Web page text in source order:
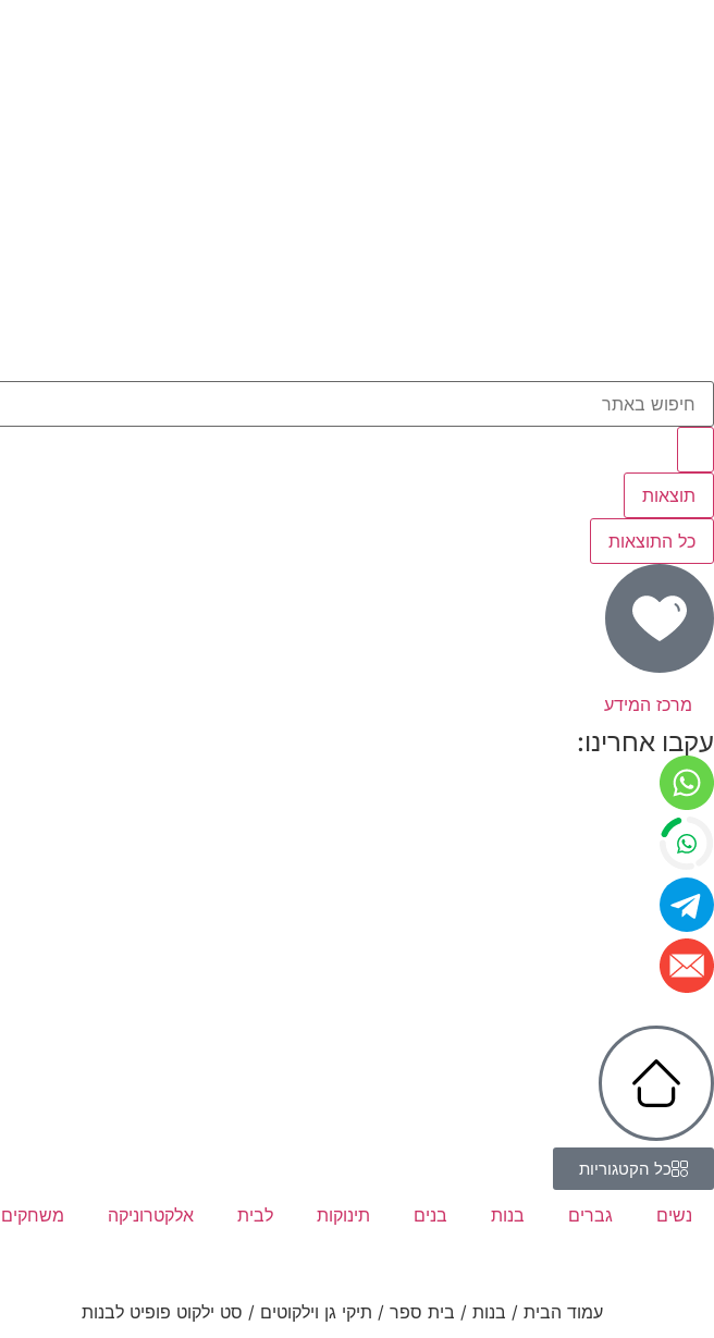
תוצאות
כל התוצאות
מרכז המידע
עקבו אחרינו:
כל הקטגוריות
נשים גברים בנות בנים תינוקות לבית אלקטרוניקה משחקים
עמוד הבית / בנות / בית ספר / תיקי גן וילקוטים / סט ילקוט פופיט לבנות